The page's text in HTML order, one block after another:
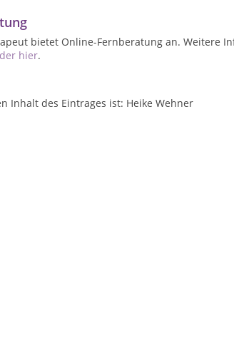
bietet Online-Fernberatung an. Weitere
hier.
Inhalt des Eintrages ist: Heike Wehner